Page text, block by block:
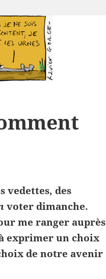
vedettes, des
voter dimanche.
me ranger auprès
exprimer un choix
de notre avenir